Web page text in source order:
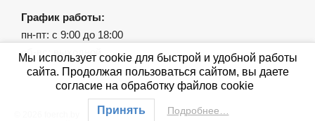
График работы:
пн-пт: с 9:00 до 18:00
сб-вс: выходной
Мы использует cookie для быстрой и удобной работы
сайта. Продолжая пользоваться сайтом, вы даете
согласие на обработку файлов cookie
Принять Подробнее…